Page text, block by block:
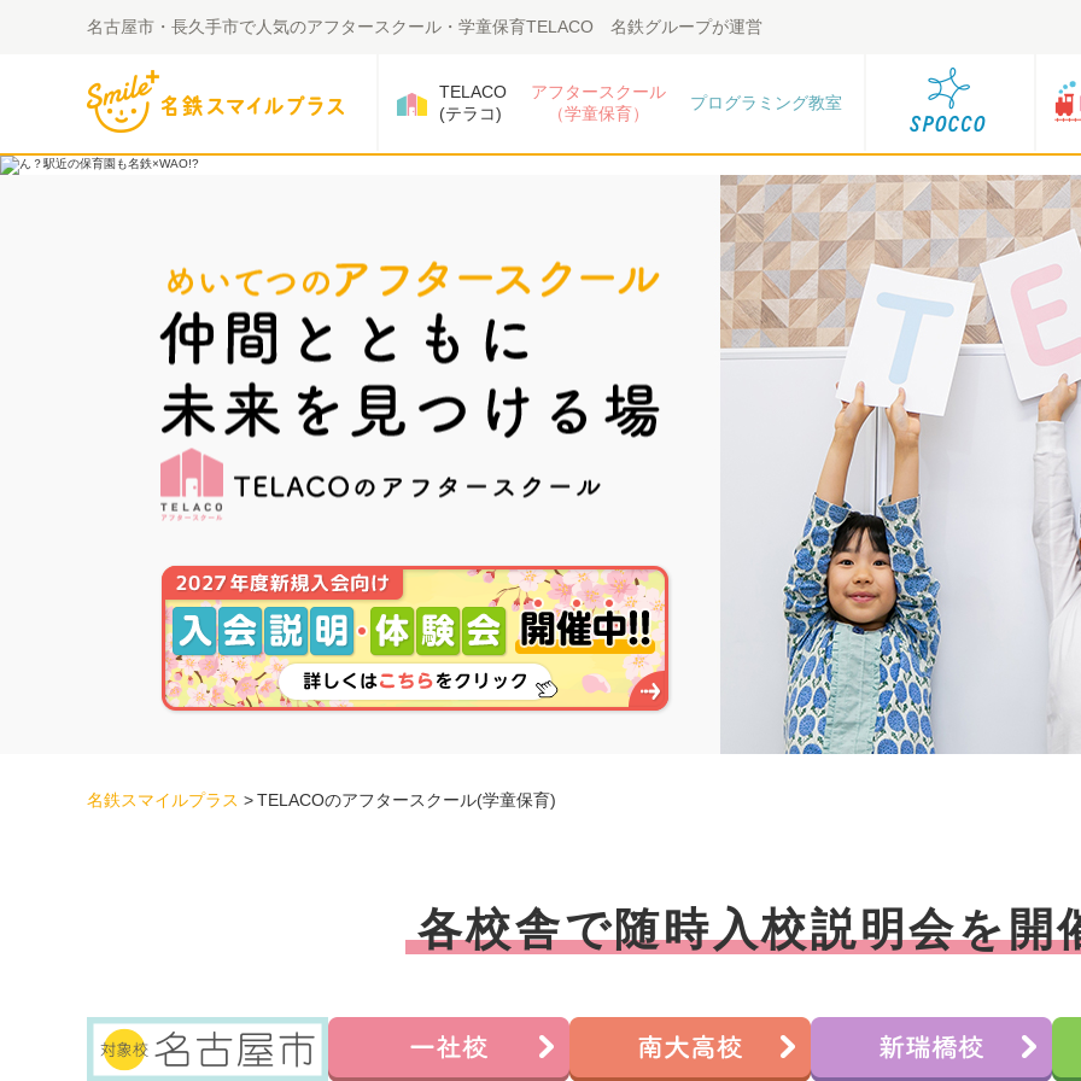
名古屋市・長久手市で人気のアフタースクール・学童保育TELACO 名鉄グループが運営
TELACO
(テラコ)
アフタースクール
（学童保育）
プログラミング教室
名鉄スマイルプラス >TELACOのアフタースクール(学童保育)
各校舎で随時入校説明会を開